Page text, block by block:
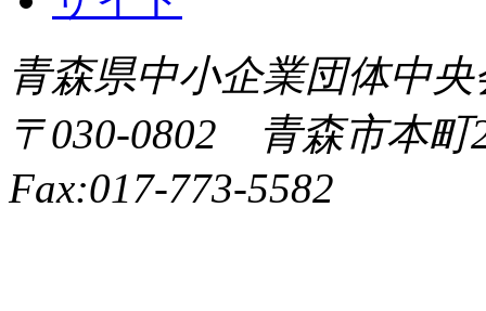
青森県中小企業団体中
〒030-0802 青森市本
Fax:017-773-5582